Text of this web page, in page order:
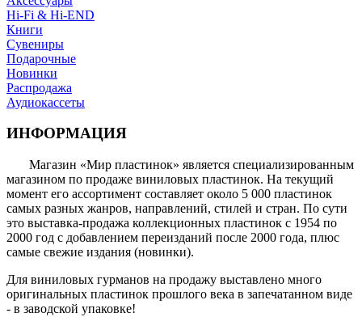
Hi-Fi & Hi-END
Книги
Сувениры
Подарочные
Новинки
Распродажа
Аудиокассеты
ИНФОРМАЦИЯ
Магазин «Мир пластинок» является специализированным
магазином по продаже виниловых пластинок. На текущий
момент его ассортимент составляет около 5 000 пластинок
самых разных жанров, направлений, стилей и стран. По сути
это выставка-продажа коллекционных пластинок с 1954 по
2000 год с добавлением переизданий после 2000 года, плюс
самые свежие издания (новинки).
Для виниловых гурманов на продажу выставлено много
оригинальных пластинок прошлого века в запечатанном виде
- в заводской упаковке!